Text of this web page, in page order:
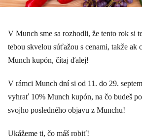
V Munch sme sa rozhodli, že tento rok si
tebou skvelou súťažou s cenami, takže ak
Munch kupón, čítaj ďalej!
V rámci Munch dní si od 11. do 29.
vyhrať 10% Munch kupón, na čo budeš
svojho posledného objavu z Munchu!
Ukážeme ti, čo máš robiť!